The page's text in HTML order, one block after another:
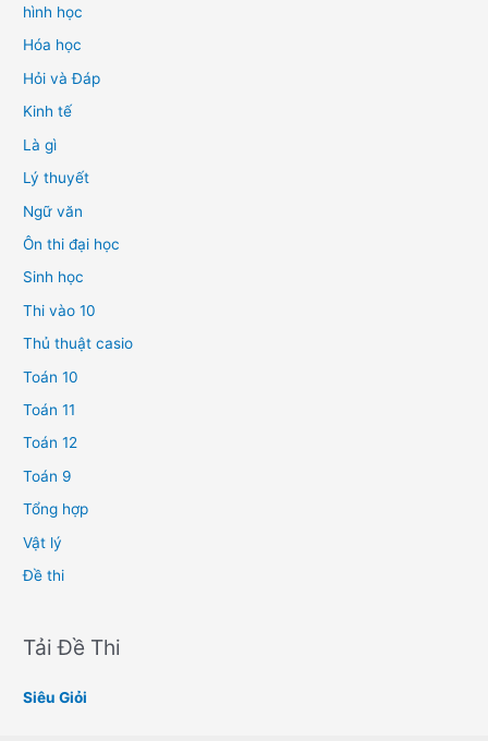
hình học
Hóa học
Hỏi và Đáp
Kinh tế
Là gì
Lý thuyết
Ngữ văn
Ôn thi đại học
Sinh học
Thi vào 10
Thủ thuật casio
Toán 10
Toán 11
Toán 12
Toán 9
Tổng hợp
Vật lý
Đề thi
Tải Đề Thi
Siêu Giỏi